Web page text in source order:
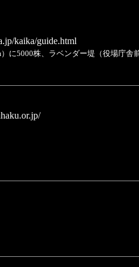
kaika/guide.html
に5000株、ラベンダー堤（役場庁舎